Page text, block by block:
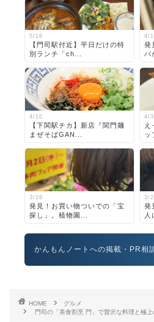
5/16
【門司駅付近】平日だけの特
別ランチ「ch...
4/
発
パ
4/10
【下関駅チカ】新店『関門麺
まぜそばGAN...
4/3
え
ッ
3/26
発見！お買い物ついでの「宝
探し」。植物園...
3/
発
人
かんもんノートへの掲載・PR相
HOME
グルメ
門司の「美食割烹 門」で贅沢な料理と極上